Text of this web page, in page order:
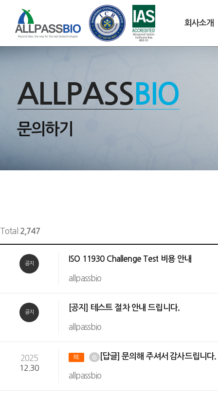
회사소개
ALLPASS BIO
문의하기
Total 2,747
공지
ISO 11930 Challenge Test 비용 안내
allpassbio
공지
[공지] 테스트 절차 안내 드립니다.
allpassbio
2025
12.30
RE [답글] 문의해 주셔서 감사드립니다.
allpassbio